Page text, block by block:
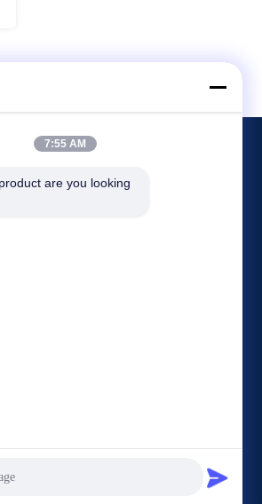
Fordern Sie ein Zitat
7:55 AM
are you looking